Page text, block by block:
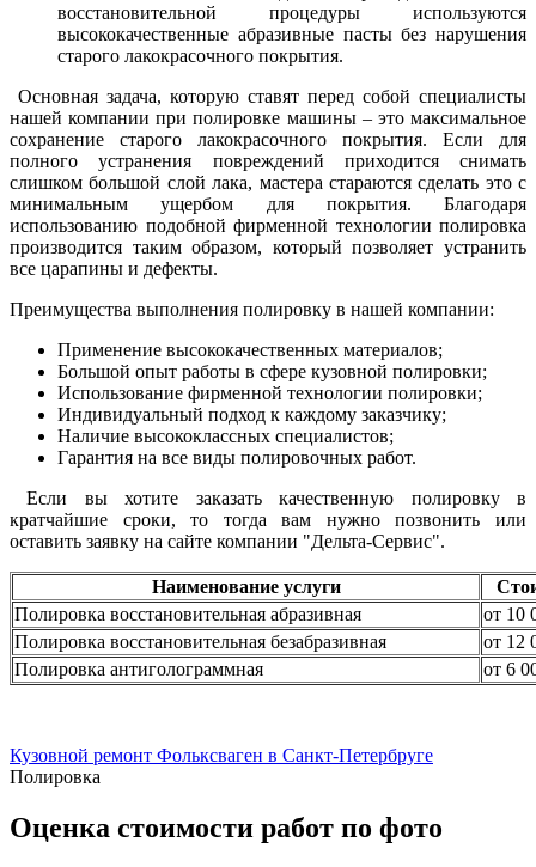
восстановительной процедуры используются
высококачественные абразивные пасты без нарушения
старого лакокрасочного покрытия.
Основная задача, которую ставят перед собой специалисты
нашей компании при полировке машины – это максимальное
сохранение старого лакокрасочного покрытия. Если для
полного устранения повреждений приходится снимать
слишком большой слой лака, мастера стараются сделать это с
минимальным ущербом для покрытия. Благодаря
использованию подобной фирменной технологии полировка
производится таким образом, который позволяет устранить
все царапины и дефекты.
Преимущества выполнения полировку в нашей компании:
Применение высококачественных материалов;
Большой опыт работы в сфере кузовной полировки;
Использование фирменной технологии полировки;
Индивидуальный подход к каждому заказчику;
Наличие высококлассных специалистов;
Гарантия на все виды полировочных работ.
Если вы хотите заказать качественную полировку в
кратчайшие сроки, то тогда вам нужно позвонить или
оставить заявку на сайте компании "Дельта-Сервис".
Наименование услуги
Полировка восстановительная абразивная
от 10
Полировка восстановительная безабразивная
от 12
Полировка антиголограммная
от 6
Кузовной ремонт Фольксваген в Санкт-Петербруге
Полировка
Оценка стоимости работ по фото